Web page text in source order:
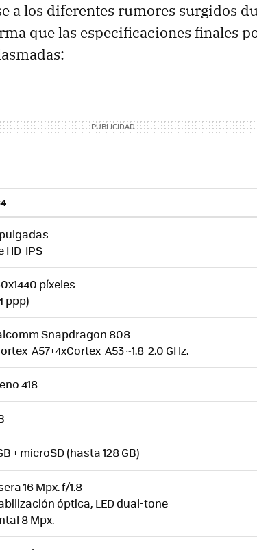
a los diferentes rumores surgidos
que las especificaciones finales
HD-IPS
píxeles
ppp)
Snapdragon 808
A57+4xCortex-A53 ~1.8-2.0 GHz.
418
+ microSD (hasta 128 GB)
16 Mpx. f/1.8
óptica, LED dual-tone
8 Mpx.